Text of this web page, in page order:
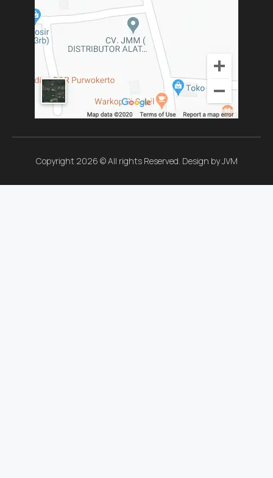
Copyright 2026 © All rights Reserved. Design by JVM